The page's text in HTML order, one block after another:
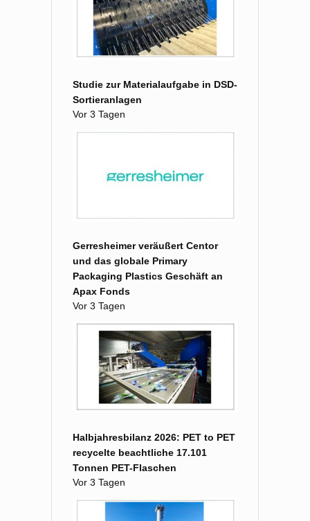
Studie zur Materialaufgabe in DSD-
Sortieranlagen
Vor 3 Tagen
Gerresheimer veräußert Centor
und das globale Primary
Packaging Plastics Geschäft an
Apax Fonds
Vor 3 Tagen
Halbjahresbilanz 2026: PET to PET
recycelte beachtliche 17.101
Tonnen PET-Flaschen
Vor 3 Tagen